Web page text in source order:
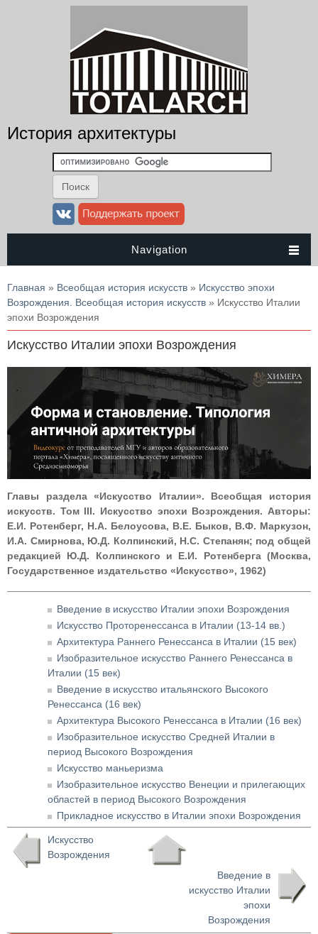
История архитектуры
Navigation
Вы здесь
Главная » Всеобщая история искусств » Искусство эпохи
Возрождения. Всеобщая история искусств » Искусство Италии
эпохи Возрождения
Искусство Италии эпохи Возрождения
Главы раздела «Искусство Италии». Всеобщая история
искусств. Том III. Искусство эпохи Возрождения. Авторы:
Е.И. Ротенберг, Н.А. Белоусова, В.Е. Быков, В.Ф. Маркузон,
И.А. Смирнова, Ю.Д. Колпинский, Н.С. Степанян; под общей
редакцией Ю.Д. Колпинского и Е.И. Ротенберга (Москва,
Государственное издательство «Искусство», 1962)
Введение в искусство Италии эпохи Возрождения
Искусство Проторенессанса в Италии (13-14 вв.)
Архитектура Раннего Ренессанса в Италии (15 век)
Изобразительное искусство Раннего Ренессанса в
Италии (15 век)
Введение в искусство итальянского Высокого
Ренессанса (16 век)
Архитектура Высокого Ренессанса в Италии (16 век)
Изобразительное искусство Средней Италии в
период Высокого Возрождения
Искусство маньеризма
Изобразительное искусство Венеции и прилегающих
областей в период Высокого Возрождения
Прикладное искусство в Италии эпохи Возрождения
Искусство
Возрождения
Введение в
искусство Италии
эпохи
Возрождения